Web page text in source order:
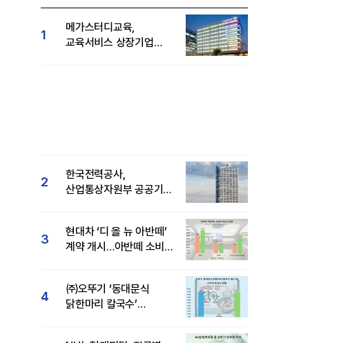
1
메가스터디교육,
교육서비스 상장기업
2
한국전력공사,
산업통상자원부 공공기관
3
현대차 ‘디 올 뉴 아반떼’
계약 개시…아반떼 소비자
4
㈜오뚜기 ‘동대문식
닭한마리 칼국수’